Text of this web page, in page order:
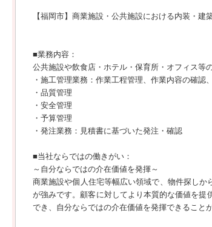
【福岡市】商業施設・公共施設における内装・
■業務内容：
公共施設や飲食店・ホテル・保育所・オフィス等
・施工管理業務：作業工程管理、作業内容の確認
・品質管理
・安全管理
・予算管理
・発注業務：見積書に基づいた発注・確認
■当社ならではの働きがい：
～自分ならではの介在価値を発揮～
商業施設や個人住宅等幅広い領域で、物件探しか
が強みです。顧客に対してより本質的な価値を
でき、自分ならではの介在価値を発揮できること